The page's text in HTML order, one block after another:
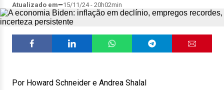
Atualizado em
15/11/24 - 20h02min
Por Howard Schneider e Andrea Shalal